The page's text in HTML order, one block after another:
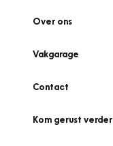
Over ons
Vakgarage
Contact
Kom gerust verder